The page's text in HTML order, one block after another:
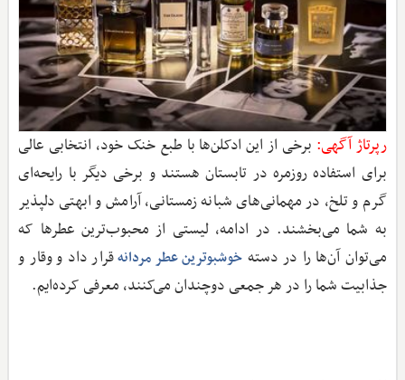
رپرتاژ آگهی: برخی از این ادکلن‌ها با طبع خنک خود، انتخابی عالی
برای استفاده روزمره در تابستان هستند و برخی دیگر با رایحه‌ای
گرم و تلخ، در مهمانی‌های شبانه زمستانی، آرامش و ابهتی دلپذیر
به شما می‌بخشند. در ادامه، لیستی از محبوب‌ترین عطرها که
می‌توان آن‌ها را در دسته خوشبوترین عطر مردانهقرار داد و وقار و
جذابیت شما را در هر جمعی دوچندان می‌کنند، معرفی کرده‌ایم.